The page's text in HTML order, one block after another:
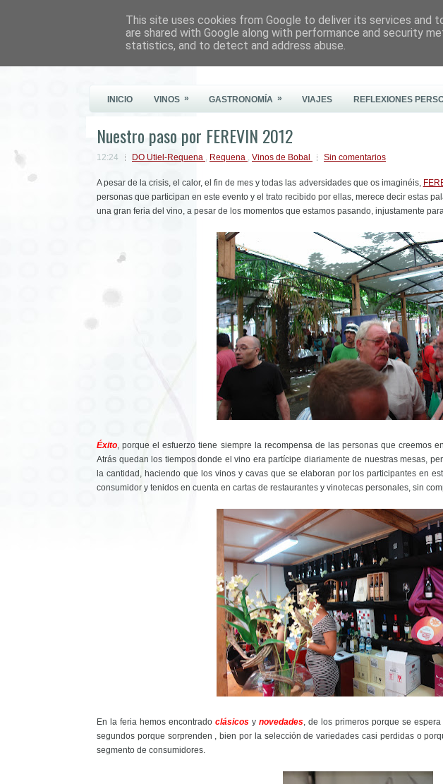
Este Vino Me Gusta
INICIO VINOS » GASTRONOMÍA » VIAJES REFLEXIONES
Nuestro paso por FEREVIN 2012
12:24 DO Utiel-Requena , Requena , Vinos de Bobal Sin comentarios
A pesar de la crisis, el calor, el fin de mes y todas las adversidades que os imaginéis,
personas que participan en este evento y el trato recibido por ellas, merece decir estas
una gran feria del vino, a pesar de los momentos que estamos pasando, injustamente
Éxito, porque el esfuerzo tiene siempre la recompensa de las personas que creemos
Atrás quedan los tiempos donde el vino era partícipe diariamente de nuestras mesas,
la cantidad, haciendo que los vinos y cavas que se elaboran por los participantes en
consumidor y tenidos en cuenta en cartas de restaurantes y vinotecas personales, sin
En la feria hemos encontrado clásicos y novedades, de los primeros porque se
segundos porque sorprenden , bien por la selección de variedades casi perdidas o
segmento de consumidores.
This site uses cookies from Google to deliver its services and
are shared with Google along with performance and security
statistics, and to detect and address abuse.